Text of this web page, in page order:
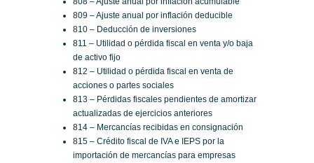
809 – Ajuste anual por inflación deducible
810 – Deducción de inversiones
811 – Utilidad o pérdida fiscal en venta y/o baja
de activo fijo
812 – Utilidad o pérdida fiscal en venta de
acciones o partes sociales
813 – Pérdidas fiscales pendientes de amortizar
actualizadas de ejercicios anteriores
814 – Mercancías recibidas en consignación
815 – Crédito fiscal de IVA e IEPS por la
importación de mercancías para empresas